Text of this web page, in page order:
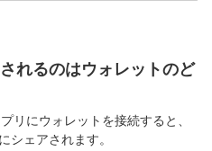
れるのはウォレットのど
リにウォレットを接続すると、
シェアされます。